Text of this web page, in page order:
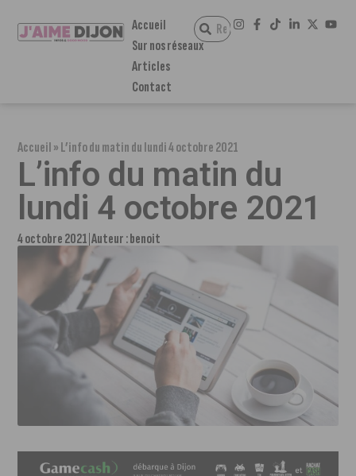
Accueil
Sur nos réseaux
Articles
Contact
Accueil»L’info du matin du lundi 4 octobre 2021
L’info du matin du
lundi 4 octobre 2021
4 octobre 2021 Auteur :benoit